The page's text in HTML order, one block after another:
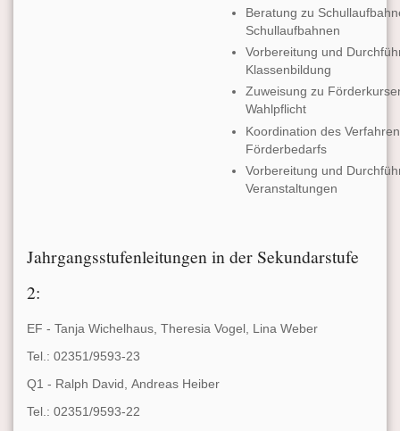
Beratung zu
Schullaufbahnen
Vorbereitung und
Klassenbildung
Zuweisung zu
Wahlpflicht
Koordination des
Förderbedarfs
Vorbereitung und
Veranstaltungen
Jahrgangsstufenleitungen in der Sekundarstufe
2:
EF - Tanja Wichelhaus, Theresia Vogel, Lina Weber
Tel.: 02351/9593-23
Q1 - Ralph David, Andreas Heiber
Tel.: 02351/9593-22